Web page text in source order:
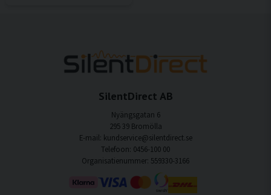
SilentDirect AB
Nyängsgatan 6
295 39 Bromölla
E-mail: kundservice@silentdirect.se
Telefoon: 0456-100 00
Organisatienummer: 559330-3166